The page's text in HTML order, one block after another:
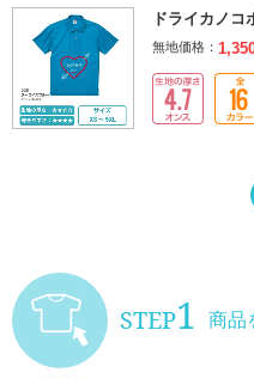
ドライカノコ
無地価格：
STEP1 商品